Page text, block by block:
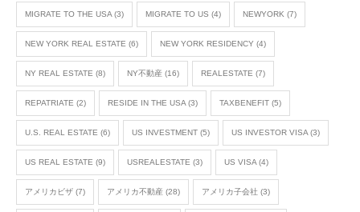
MIGRATE TO THE USA (3) MIGRATE TO US (4) NEWYORK (7)
NEW YORK REAL ESTATE (6) NEW YORK RESIDENCY (4)
NY REAL ESTATE (8) NY不動産 (16) REALESTATE (7)
REPATRIATE (2) RESIDE IN THE USA (3) TAXBENEFIT (5)
U.S. REAL ESTATE (6) US INVESTMENT (5) US INVESTOR VISA (3)
US REAL ESTATE (9) USREALESTATE (3) US VISA (4)
アメリカビザ (7) アメリカ不動産 (28) アメリカ子会社 (3)